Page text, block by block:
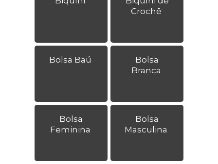
Crochê
Bolsa Baú
Bolsa
Branca
Bolsa
Feminina
Bolsa
Masculina